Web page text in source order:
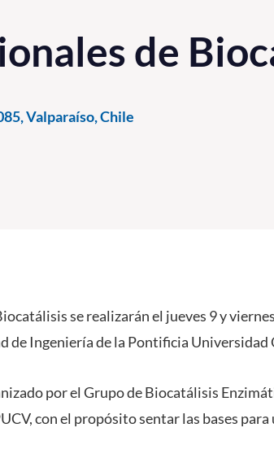
de
Valparaíso, Chile
se realizarán el jueves 9 y
de Ingeniería de la Pontificia Universidad
por el Grupo de Biocatálisis
con el propósito sentar las bases